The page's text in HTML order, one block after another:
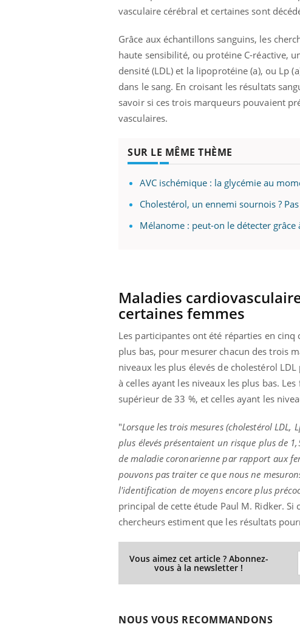
vasculaire cérébral et certaines sont
Grâce aux échantillons sanguins, les
haute sensibilité, ou protéine C-réactive,
densité (LDL) et la lipoprotéine (a), ou Lp
dans le sang. En croisant les résultats
savoir si ces trois marqueurs pouvaient
vasculaires.
SUR LE MÊME THÈME
AVC ischémique : la glycémie au
Cholestérol, un ennemi sournois ?
Mélanome : peut-on le détecter grâce
Maladies
certaines femmes
Les participantes ont été réparties en cinq
plus bas, pour mesurer chacun des trois
niveaux les plus élevés de cholestérol
à celles ayant les niveaux les plus bas.
supérieur de 33 %, et celles ayant les
"Lorsque les trois mesures (cholestérol LDL,
plus élevés présentaient un risque plus de
de maladie coronarienne par rapport aux
pouvons pas traiter ce que nous ne
l'identification de moyens encore plus
principal de cette étude Paul M. Ridker.
chercheurs estiment que les résultats
Vous aimez cet article ? Abonnez-
vous à la newsletter !
NOUS VOUS RECOMMANDONS
Youtube
Fatigue, irritabilité, brouillard mental ou
même alopécie… Les symptômes de la
carence en fer sont multiples ce qui la rend
osait en
En 2026,
reste
patients